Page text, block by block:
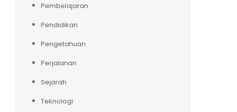
Pembelajaran
Pendidikan
Pengetahuan
Perjalanan
Sejarah
Teknologi